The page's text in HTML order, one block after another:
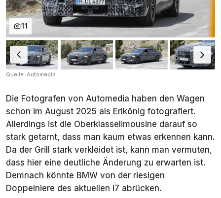
11
Quelle: Automedia
Die Fotografen von Automedia haben den Wagen
schon im August 2025 als Erlkönig fotografiert.
Allerdings ist die Oberklasselimousine darauf so
stark getarnt, dass man kaum etwas erkennen kann.
Da der Grill stark verkleidet ist, kann man vermuten,
dass hier eine deutliche Änderung zu erwarten ist.
Demnach könnte BMW von der riesigen
Doppelniere des aktuellen i7 abrücken.